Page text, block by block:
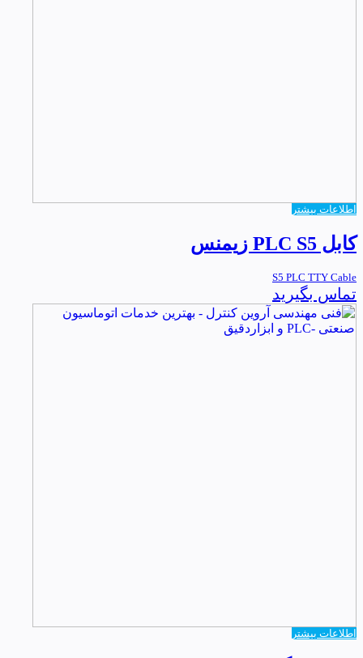
اطلاعات بیشتر
کابل PLC S5 زیمنس
S5 PLC TTY Cable
تماس بگیرید
اطلاعات بیشتر